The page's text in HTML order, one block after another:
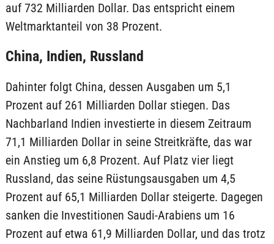
auf 732 Milliarden Dollar. Das entspricht einem
Weltmarktanteil von 38 Prozent.
China, Indien, Russland
Dahinter folgt China, dessen Ausgaben um 5,1
Prozent auf 261 Milliarden Dollar stiegen. Das
Nachbarland Indien investierte in diesem Zeitraum
71,1 Milliarden Dollar in seine Streitkräfte, das war
ein Anstieg um 6,8 Prozent. Auf Platz vier liegt
Russland, das seine Rüstungsausgaben um 4,5
Prozent auf 65,1 Milliarden Dollar steigerte. Dagegen
sanken die Investitionen Saudi-Arabiens um 16
Prozent auf etwa 61,9 Milliarden Dollar, und das trotz